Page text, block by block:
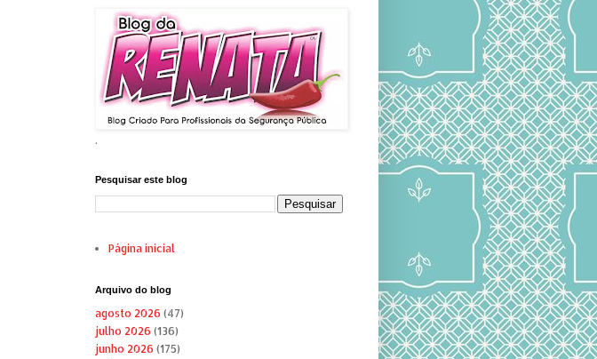
.
Pesquisar este blog
Página inicial
Arquivo do blog
agosto 2026 (47)
julho 2026 (136)
junho 2026 (175)